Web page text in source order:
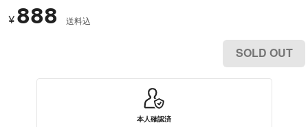
¥ 888 送料込
SOLD OUT
本人確認済